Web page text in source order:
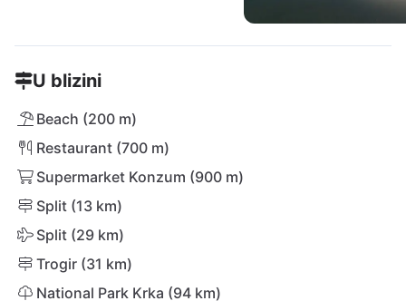
U blizini
Beach (200 m)
Restaurant (700 m)
Supermarket Konzum (900 m)
Split (13 km)
Split (29 km)
Trogir (31 km)
National Park Krka (94 km)